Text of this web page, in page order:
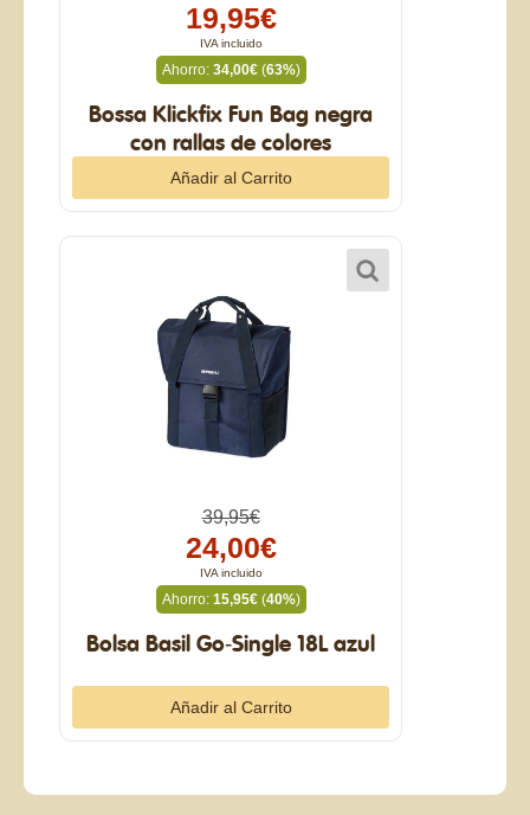
19,95€
IVA incluido
Ahorro: 34,00€(63%)
Bossa Klickfix Fun Bag negra
con rallas de colores
39,95€
24,00€
IVA incluido
Ahorro: 15,95€(40%)
Bolsa Basil Go-Single 18L azul